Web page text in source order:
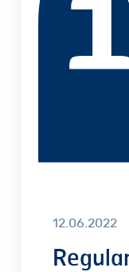
12.06.2022